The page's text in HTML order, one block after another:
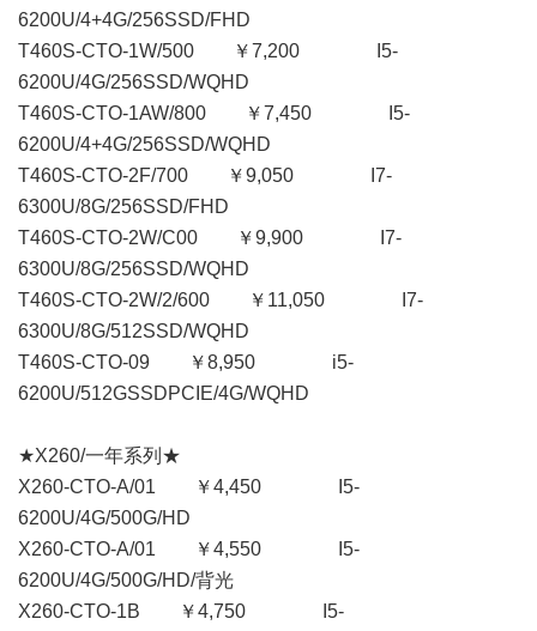
6200U/4+4G/256SSD/FHD
T460S-CTO-1W/500 ￥7,200 I5-
6200U/4G/256SSD/WQHD
T460S-CTO-1AW/800 ￥7,450 I5-
6200U/4+4G/256SSD/WQHD
T460S-CTO-2F/700 ￥9,050 I7-
6300U/8G/256SSD/FHD
T460S-CTO-2W/C00 ￥9,900 I7-
6300U/8G/256SSD/WQHD
T460S-CTO-2W/2/600 ￥11,050 I7-
6300U/8G/512SSD/WQHD
T460S-CTO-09 ￥8,950 i5-
6200U/512GSSDPCIE/4G/WQHD
★X260/一年系列★
X260-CTO-A/01 ￥4,450 I5-
6200U/4G/500G/HD
X260-CTO-A/01 ￥4,550 I5-
6200U/4G/500G/HD/背光
X260-CTO-1B ￥4,750 I5-